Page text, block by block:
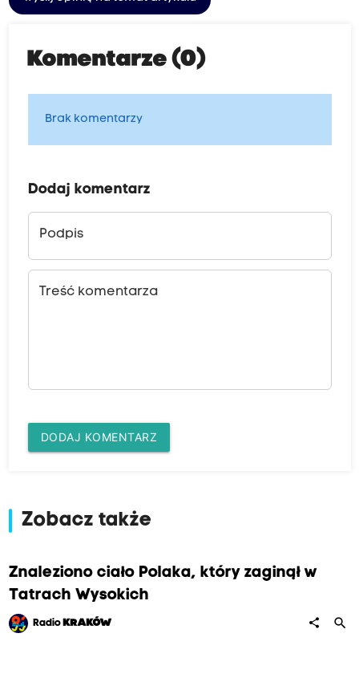
Komentarze (0)
Brak komentarzy
Dodaj komentarz
Podpis
Treść komentarza
DODAJ KOMENTARZ
Zobacz także
Znaleziono ciało Polaka, który zaginął w
Tatrach Wysokich
Radio KRAKÓW share search